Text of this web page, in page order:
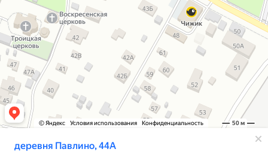
© Яндекс Условия использования Конфиденциальность 50 м
деревня Павлино, 44А